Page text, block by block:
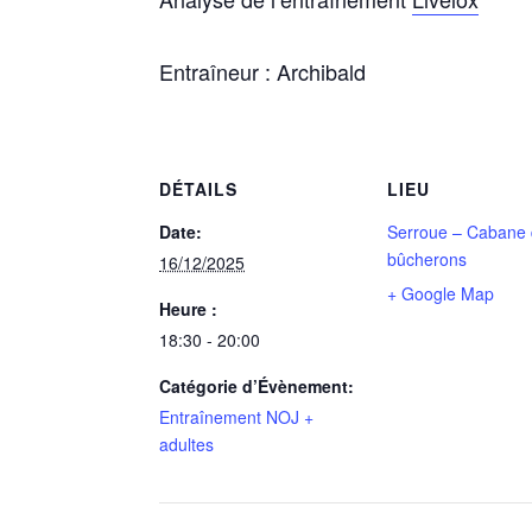
Entraîneur : Archibald
DÉTAILS
Date:
16/12/2025
Heure :
18:30 - 20:00
Catégorie d’Évènement:
Entraînement NOJ +
adultes
LIEU
Serroue – Cabane
bûcherons
+ Google Map